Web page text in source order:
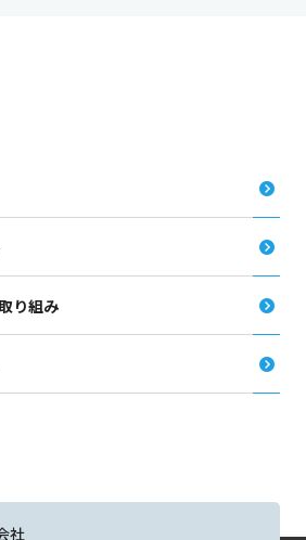
り組み
社